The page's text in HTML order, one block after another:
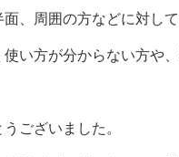
、周囲の方などに対し
い方が分からない方や
ございました。